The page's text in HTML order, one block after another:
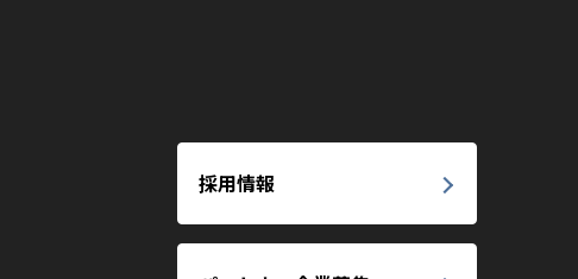
採用情報